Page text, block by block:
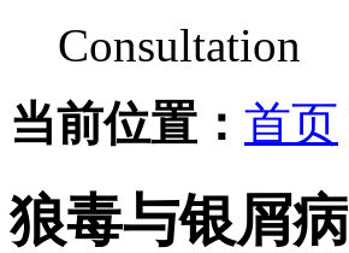
Consultation
当前位置： 首页
狼毒与银屑病